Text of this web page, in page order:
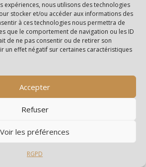
expériences, nous utilisons des technologies
stocker et/ou accéder aux informations des
à ces technologies nous permettra de
que le comportement de navigation ou les ID
de ne pas consentir ou de retirer son
un effet négatif sur certaines caractéristiques
Accepter
Refuser
Voir les préférences
RGPD
Catégories
Edito